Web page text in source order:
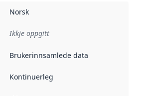
Norsk
:
Ikkje oppgitt
Brukerinnsamlede data
:
Kontinuerleg